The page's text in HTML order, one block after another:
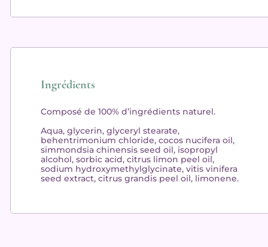
Ingrédients
Composé de 100% d’ingrédients naturel.
Aqua, glycerin, glyceryl stearate,
behentrimonium chloride, cocos nucifera oil,
simmondsia chinensis seed oil, isopropyl
alcohol, sorbic acid, citrus limon peel oil,
sodium hydroxymethylglycinate, vitis vinifera
seed extract, citrus grandis peel oil, limonene.